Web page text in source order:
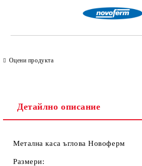
Оцени продукта
Детайлно описание
Метална каса ъглова Новоферм
Размери: